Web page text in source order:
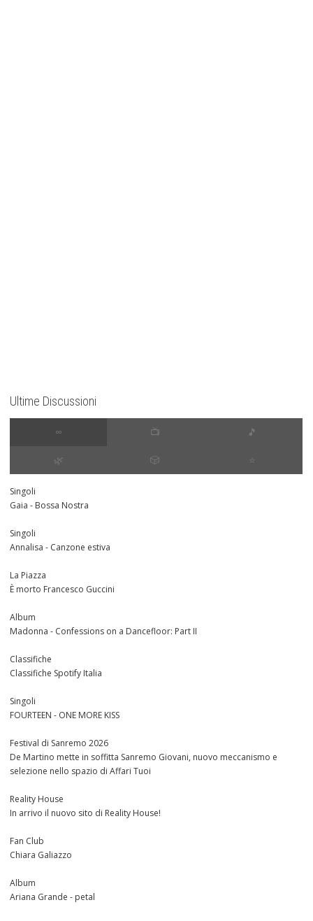
Ultime Discussioni
∞ 📺 🎵
🌿 🎲 ⭐️
Singoli
Gaia - Bossa Nostra
Singoli
Annalisa - Canzone estiva
La Piazza
È morto Francesco Guccini
Album
Madonna - Confessions on a Dancefloor: Part II
Classifiche
Classifiche Spotify Italia
Singoli
FOURTEEN - ONE MORE KISS
Festival di Sanremo 2026
De Martino mette in soffitta Sanremo Giovani, nuovo meccanismo e
selezione nello spazio di Affari Tuoi
Reality House
In arrivo il nuovo sito di Reality House!
Fan Club
Chiara Galiazzo
Album
Ariana Grande - petal